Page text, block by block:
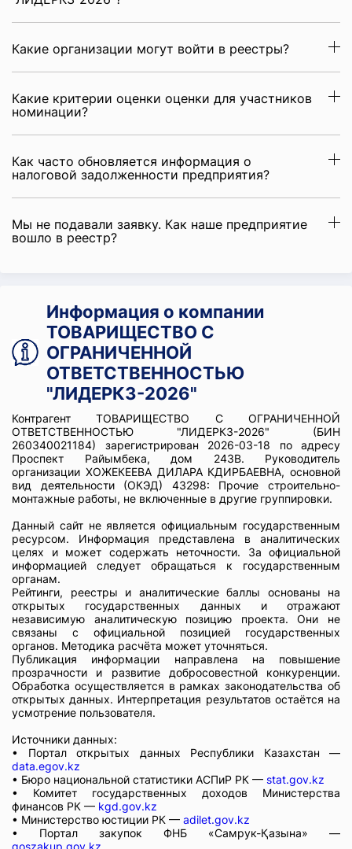
Какие организации могут войти в реестры?
Какие критерии оценки оценки для участников
номинации?
Как часто обновляется информация о
налоговой задолженности предприятия?
Мы не подавали заявку. Как наше предприятие
вошло в реестр?
Информация о компании
ТОВАРИЩЕСТВО С
ОГРАНИЧЕННОЙ
ОТВЕТСТВЕННОСТЬЮ
"ЛИДЕРКЗ-2026"
Контрагент ТОВАРИЩЕСТВО С ОГРАНИЧЕННОЙ
ОТВЕТСТВЕННОСТЬЮ "ЛИДЕРКЗ-2026" (БИН
260340021184) зарегистрирован 2026-03-18 по адресу
Проспект Райымбека, дом 243В. Руководитель
организации ХОЖЕКЕЕВА ДИЛАРА КДИРБАЕВНА, основной
вид деятельности (ОКЭД) 43298: Прочие строительно-
монтажные работы, не включенные в другие группировки.
Данный сайт не является официальным государственным
ресурсом. Информация представлена в аналитических
целях и может содержать неточности. За официальной
информацией следует обращаться к государственным
органам.
Рейтинги, реестры и аналитические баллы основаны на
открытых государственных данных и отражают
независимую аналитическую позицию проекта. Они не
связаны с официальной позицией государственных
органов. Методика расчёта может уточняться.
Публикация информации направлена на повышение
прозрачности и развитие добросовестной конкуренции.
Обработка осуществляется в рамках законодательства об
открытых данных. Интерпретация результатов остаётся на
усмотрение пользователя.
Источники данных:
• Портал открытых данных Республики Казахстан —
data.egov.kz
• Бюро национальной статистики АСПиР РК — stat.gov.kz
• Комитет государственных доходов Министерства
финансов РК — kgd.gov.kz
• Министерство юстиции РК — adilet.gov.kz
• Портал закупок ФНБ «Самрук-Қазына» —
goszakup.gov.kz